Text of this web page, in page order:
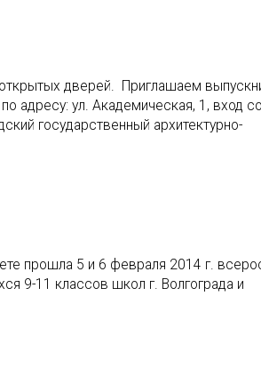
дверей. Приглашаем
адресу: ул. Академическая, 1, вход
государственный архитектурно-
прошла 5 и 6 февраля 2014 г.
9-11 классов школ г. Волгограда и